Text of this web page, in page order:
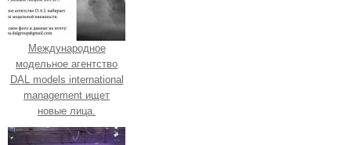
Международное
модельное агентство
DAL models international
management ищет
новые лица.